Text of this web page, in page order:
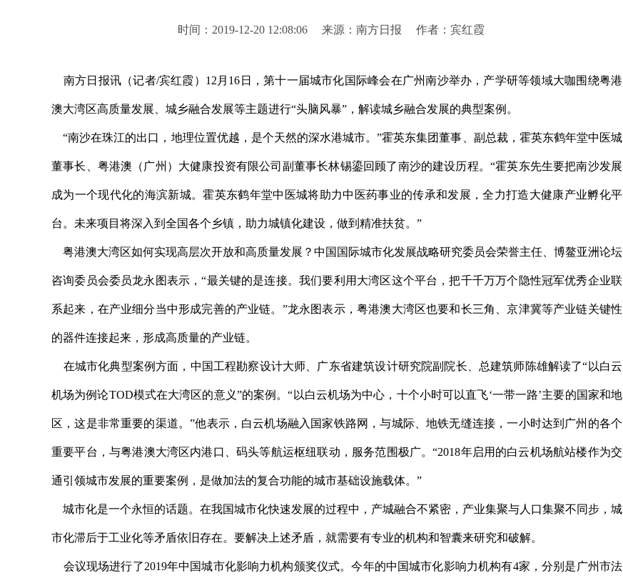
时间：2019-12-20 12:08:06 来源：南方日报 作者：宾红霞
南方日报讯（记者/宾红霞）12月16日，第十一届城市化国际峰会在广州南沙举办，产学研等领域大咖围绕粤港
澳大湾区高质量发展、城乡融合发展等主题进行“头脑风暴”，解读城乡融合发展的典型案例。
“南沙在珠江的出口，地理位置优越，是个天然的深水港城市。”霍英东集团董事、副总裁，霍英东鹤年堂中医城
董事长、粤港澳（广州）大健康投资有限公司副董事长林锡鎏回顾了南沙的建设历程。“霍英东先生要把南沙发展
成为一个现代化的海滨新城。霍英东鹤年堂中医城将助力中医药事业的传承和发展，全力打造大健康产业孵化平
台。未来项目将深入到全国各个乡镇，助力城镇化建设，做到精准扶贫。”
粤港澳大湾区如何实现高层次开放和高质量发展？中国国际城市化发展战略研究委员会荣誉主任、博鳌亚洲论坛
咨询委员会委员龙永图表示，“最关键的是连接。我们要利用大湾区这个平台，把千千万万个隐性冠军优秀企业联
系起来，在产业细分当中形成完善的产业链。”龙永图表示，粤港澳大湾区也要和长三角、京津冀等产业链关键性
的器件连接起来，形成高质量的产业链。
在城市化典型案例方面，中国工程勘察设计大师、广东省建筑设计研究院副院长、总建筑师陈雄解读了“以白云
机场为例论TOD模式在大湾区的意义”的案例。“以白云机场为中心，十个小时可以直飞‘一带一路’主要的国家和地
区，这是非常重要的渠道。”他表示，白云机场融入国家铁路网，与城际、地铁无缝连接，一小时达到广州的各个
重要平台，与粤港澳大湾区内港口、码头等航运枢纽联动，服务范围极广。“2018年启用的白云机场航站楼作为交
通引领城市发展的重要案例，是做加法的复合功能的城市基础设施载体。”
城市化是一个永恒的话题。在我国城市化快速发展的过程中，产城融合不紧密，产业集聚与人口集聚不同步，城
市化滞后于工业化等矛盾依旧存在。要解决上述矛盾，就需要有专业的机构和智囊来研究和破解。
会议现场进行了2019年中国城市化影响力机构颁奖仪式。今年的中国城市化影响力机构有4家，分别是广州市法